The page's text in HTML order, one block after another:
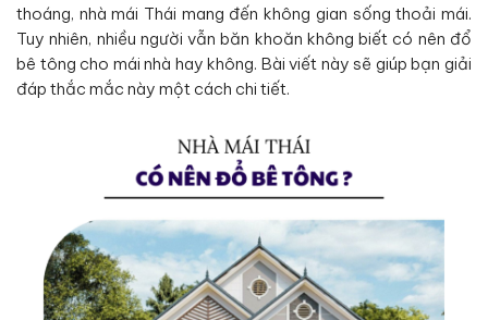
thoáng, nhà mái Thái mang đến không gian sống thoải mái.
Tuy nhiên, nhiều người vẫn băn khoăn không biết có nên đổ
bê tông cho mái nhà hay không. Bài viết này sẽ giúp bạn giải
đáp thắc mắc này một cách chi tiết.